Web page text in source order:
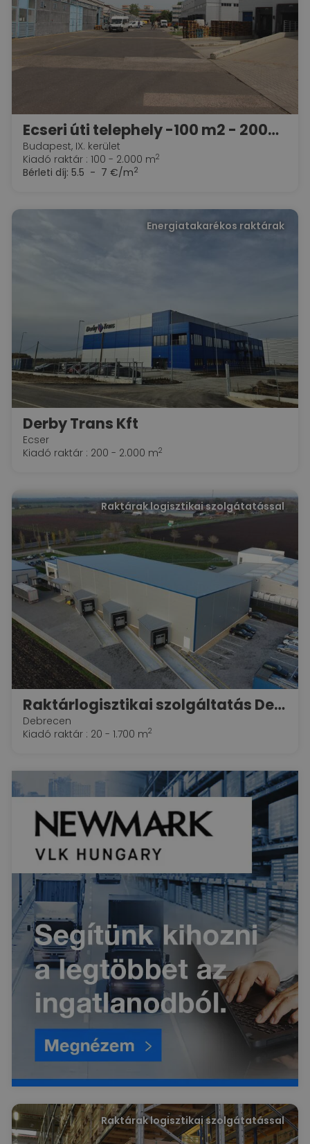
Ecseri úti telephely -100 m2 - 2000 m2 RAKTÁRAK KIADÓK
Budapest, IX. kerület
Kiadó raktár : 100 - 2.000 m2
Bérleti díj: 5.5 - 7 €/m2
Energiatakarékos raktárak
Derby Trans Kft
Ecser
Kiadó raktár : 200 - 2.000 m2
Raktárak logisztikai szolgátatással
Raktárlogisztikai szolgáltatás Debrecen, M35-ös autópálya ---Szabofrigocargo Kft---
Debrecen
Kiadó raktár : 20 - 1.700 m2
Raktárak logisztikai szolgátatással